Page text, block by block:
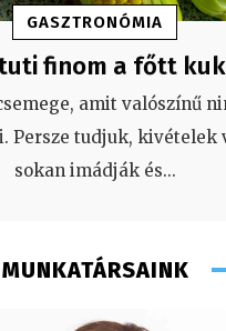
GASZTRONÓMIA
finom a főtt
amit valószínű
Persze tudjuk, kivételek
sokan imádják és...
MUNKATÁRSAINK